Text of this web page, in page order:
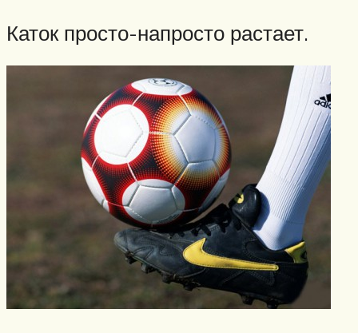
Каток просто-напросто растает.